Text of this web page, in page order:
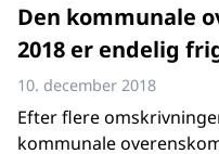
Den kommunale
2018 er endelig
10. december 2018
Efter flere
kommunale